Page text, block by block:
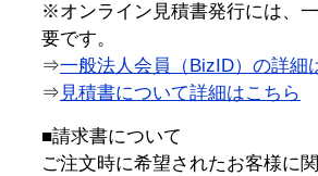
※オンライン見積書発行には、
要です。
⇒一般法人会員（BizID）の詳細
⇒ 見積書について詳細はこちら
■請求書について
ご注文時に希望されたお客様に